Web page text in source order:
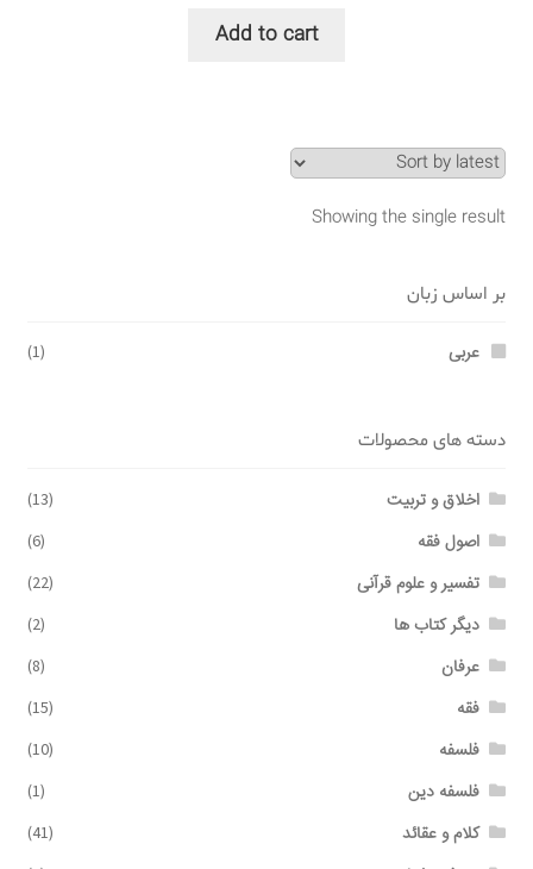
Add to cart
Showing the single result
بر اساس زبان
عربی (1)
دسته های محصولات
اخلاق و تربیت (13)
اصول فقه (6)
تفسیر و علوم قرآنی (22)
دیگر کتاب ها (2)
عرفان (8)
فقه (15)
فلسفه (10)
فلسفه دین (1)
کلام و عقائد (41)